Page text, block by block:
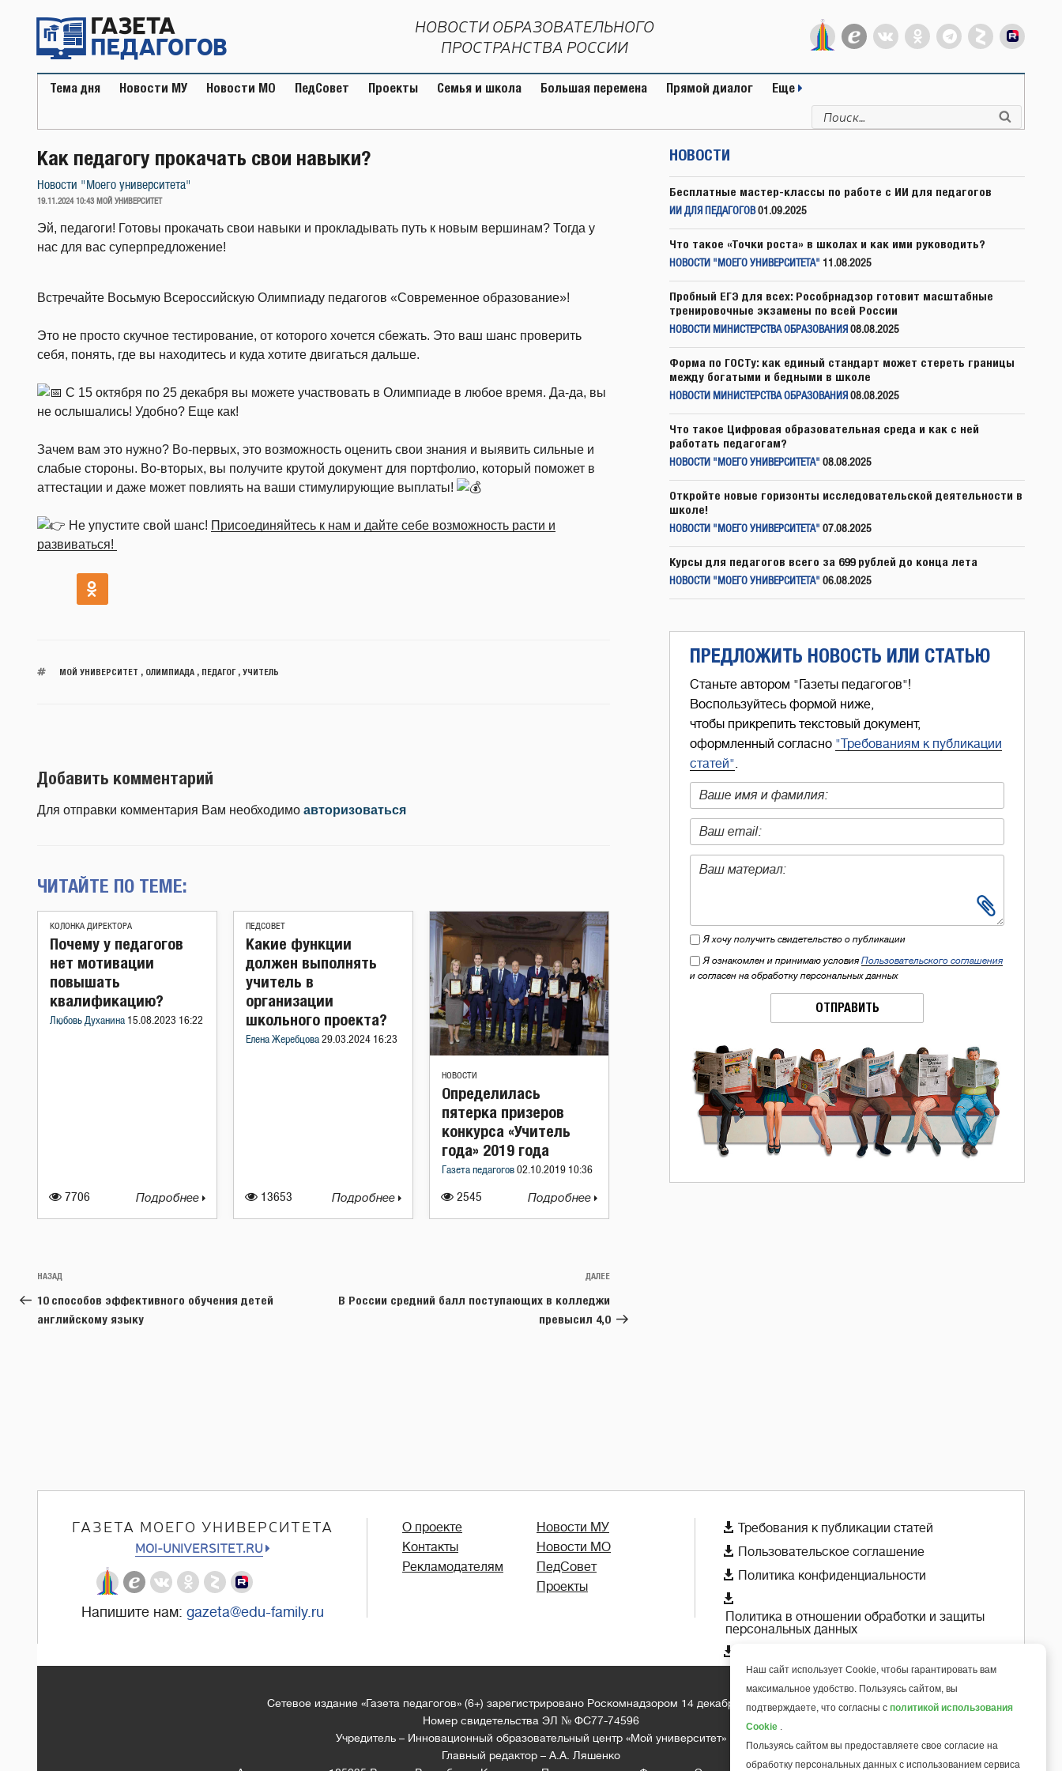
содержимому
НОВОСТИ ОБРАЗОВАТЕЛЬНОГО
ПРОСТРАНСТВА РОССИИ
Тема дня Новости МУ Новости МО ПедСовет Проекты Семья и школа Большая перемена Прямой диалог Еще
Искать:
Как педагогу прокачать свои навыки?
Новости "Моего университета"
ОПУБЛИКОВАНО
19.11.2024 10:43 МОЙ УНИВЕРСИТЕТ
Эй, педагоги! Готовы прокачать свои навыки и прокладывать путь к новым вершинам? Тогда у
нас для вас суперпредложение!
Встречайте Восьмую Всероссийскую Олимпиаду педагогов «Современное образование»!
Это не просто скучное тестирование, от которого хочется сбежать. Это ваш шанс проверить
себя, понять, где вы находитесь и куда хотите двигаться дальше.
С 15 октября по 25 декабря вы можете участвовать в Олимпиаде в любое время. Да-да, вы
не ослышались! Удобно? Еще как!
Зачем вам это нужно? Во-первых, это возможность оценить свои знания и выявить сильные и
слабые стороны. Во-вторых, вы получите крутой документ для портфолио, который поможет в
аттестации и даже может повлиять на ваши стимулирующие выплаты!
Не упустите свой шанс! Присоединяйтесь к нам и дайте себе возможность расти и
развиваться!
МОЙ УНИВЕРСИТЕТ ОЛИМПИАДА, ПЕДАГОГ, УЧИТЕЛЬ
Добавить комментарий
Для отправки комментария Вам необходимо авторизоваться
ЧИТАЙТЕ ПО ТЕМЕ:
КОЛОНКА ДИРЕКТОРА
7706
Почему у педагогов
нет мотивации
повышать
квалификацию?
Любовь Духанина 15.08.2023 16:22
Подробнее
ПЕДСОВЕТ
13653
Какие функции
должен выполнять
учитель в
организации
школьного проекта?
Елена Жеребцова 29.03.2024 16:23
Подробнее
НОВОСТИ
2545
Определилась
пятерка призеров
конкурса «Учитель
года» 2019 года
Газета педагогов 02.10.2019 10:36
Подробнее
Навигация
по
записям
Предыдущая
запись:
НАЗАД
10 способов эффективного обучения детей
английскому языку
Следующая
ДАЛЕЕ
В России средний балл поступающих в колледжи
превысил 4,0
НОВОСТИ
Бесплатные мастер-классы по работе с ИИ для педагогов
ИИ ДЛЯ ПЕДАГОГОВ 01.09.2025
Что такое «Точки роста» в школах и как ими руководить?
НОВОСТИ "МОЕГО УНИВЕРСИТЕТА" 11.08.2025
Пробный ЕГЭ для всех: Рособрнадзор готовит масштабные
тренировочные экзамены по всей России
НОВОСТИ МИНИСТЕРСТВА ОБРАЗОВАНИЯ 08.08.2025
Форма по ГОСТу: как единый стандарт может стереть границы
между богатыми и бедными в школе
НОВОСТИ МИНИСТЕРСТВА ОБРАЗОВАНИЯ 08.08.2025
Что такое Цифровая образовательная среда и как с ней
работать педагогам?
НОВОСТИ "МОЕГО УНИВЕРСИТЕТА" 08.08.2025
Откройте новые горизонты исследовательской деятельности в
школе!
НОВОСТИ "МОЕГО УНИВЕРСИТЕТА" 07.08.2025
Курсы для педагогов всего за 699 рублей до конца лета
НОВОСТИ "МОЕГО УНИВЕРСИТЕТА" 06.08.2025
ПРЕДЛОЖИТЬ НОВОСТЬ ИЛИ СТАТЬЮ
Станьте автором "Газеты педагогов"!
Воспользуйтесь формой ниже,
чтобы прикрепить текстовый документ,
оформленный согласно "Требованиям к публикации
статей".
Я хочу получить свидетельство о публикации
Я ознакомлен и принимаю условия Пользовательского соглашения
и согласен на обработку персональных данных
ОТПРАВИТЬ
ГАЗЕТА МОЕГО УНИВЕРСИТЕТА
MOI-UNIVERSITET.RU
Напишите нам: gazeta@edu-family.ru
О проекте
Контакты
Рекламодателям
Новости МУ
Новости МО
ПедСовет
Проекты
 Требования к публикации статей
 Пользовательское соглашение
 Политика конфиденциальности

Политика в отношении обработки и защиты
персональных данных

Сетевое издание «Газета педагогов» (6+) зарегистрировано Роскомнадзором 14 декабря 2018 года
Номер свидетельства ЭЛ № ФС77-74596
Учредитель – Инновационный образовательный центр «Мой университет»
Главный редактор – А.А. Ляшенко
6+
Наш сайт использует Cookie, чтобы гарантировать вам
максимальное удобство. Пользуясь сайтом, вы
подтверждаете, что согласны с политикой использования
Cookie .
Пользуясь сайтом вы предоставляете свое согласие на
обработку персональных данных с использованием сервиса